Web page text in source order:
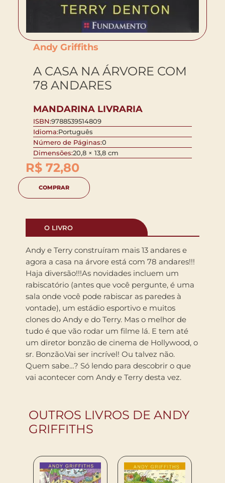
Andy Griffiths
A CASA NA ÁRVORE COM
78 ANDARES
MANDARINA LIVRARIA
ISBN:9788539514809
Idioma:Português
Número de Páginas:0
Dimensões:20,8 × 13,8 cm
R$ 72,80
COMPRAR
O LIVRO
Andy e Terry construíram mais 13 andares e
agora a casa na árvore está com 78 andares!!!
Haja diversão!!!As novidades incluem um
rabiscatório (antes que você pergunte, é uma
sala onde você pode rabiscar as paredes à
vontade), um estádio esportivo e muitos
clones do Andy e do Terry. Mas o melhor de
tudo é que vão rodar um filme lá. E tem até
um diretor bonzão de cinema de Hollywood, o
sr. Bonzão.Vai ser incrível! Ou talvez não.
Quem sabe…? Só lendo para descobrir o que
vai acontecer com Andy e Terry desta vez.
OUTROS LIVROS DE ANDY
GRIFFITHS